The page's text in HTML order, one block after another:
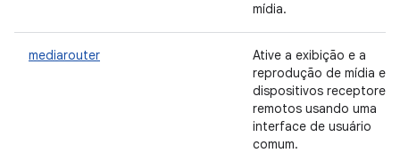
mídia.
mediarouter
Ative a exibição e a
reprodução de mídia em
dispositivos receptores
remotos usando uma
interface de usuário
comum.